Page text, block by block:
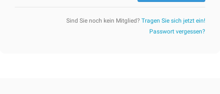
Sind Sie noch kein Mitglied? Tragen Sie sich jetzt ein!
Passwort vergessen?